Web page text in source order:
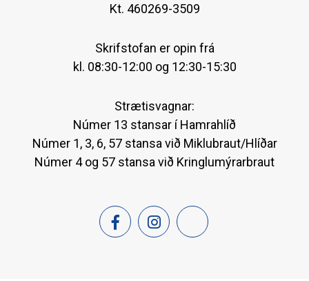
Kt. 460269-3509
Skrifstofan er opin frá
kl. 08:30-12:00 og 12:30-15:30
Strætisvagnar:
Númer 13 stansar í Hamrahlíð
Númer 1, 3, 6, 57 stansa við Miklubraut/Hlíðar
Númer 4 og 57 stansa við Kringlumýrarbraut